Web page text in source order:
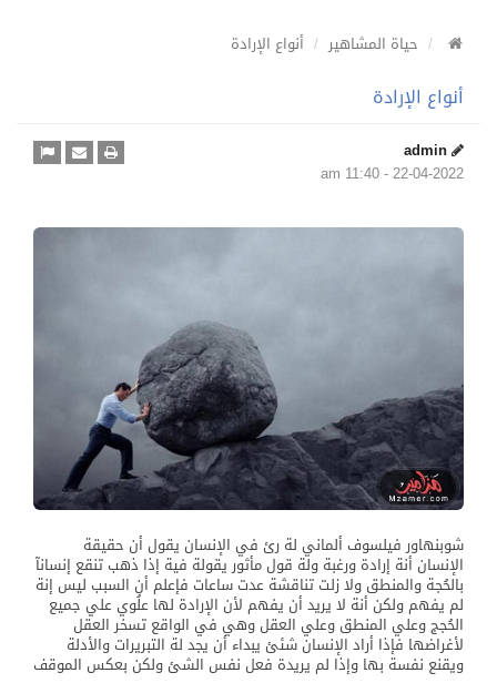
حياة المشاهير أنواع الإرادة
أنواع الإرادة
admin
22-04-2022 - 11:40 am
شوبنهاور فيلسوف ألماني لة رئ في الإنسان يقول أن حقيقة
الإنسان أنة إرادة ورغبة ولة قول مأثور يقولة فية إذا ذهب تنقع إنسانآ
بالحُجة والمنطق ولا زلت تناقشة عدت ساعات فإعلم أن السبب ليس إنة
لم يفهم ولكن أنة لا يريد أن يفهم لأن الإرادة لها علُوي علي جميع
الحُجج وعلي المنطق وعلي العقل وهي في الواقع تسخر العقل
لأغراضها فإذا أراد الإنسان شئئ يبداء أن يجد لة التبريرات والأدلة
ويقنع نفسة بها وإذا لم يريدة فعل نفس الشئ ولكن بعكس الموقف